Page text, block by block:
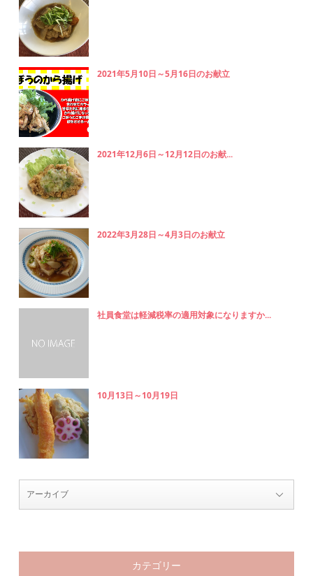
2021年5月10日～5月16日のお献立
2021年12月6日～12月12日のお献...
2022年3月28日～4月3日のお献立
社員食堂は軽減税率の適用対象になりますか...
10月13日～10月19日
カテゴリー